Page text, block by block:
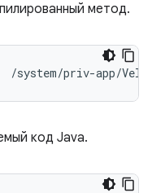
метод.
код Java.